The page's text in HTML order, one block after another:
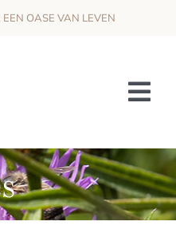
OASE VAN LEVEN